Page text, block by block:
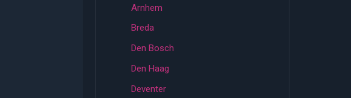
Arnhem
Breda
Den Bosch
Den Haag
Deventer